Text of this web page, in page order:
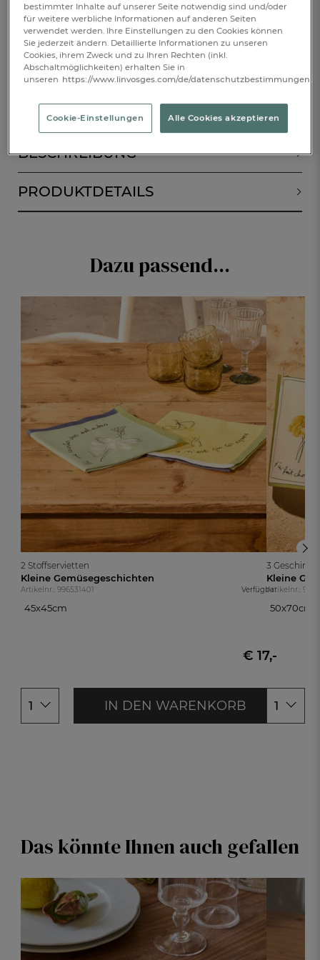
Verfügbar
€ 39,-
BESCHREIBUNG
PRODUKTDETAILS
Dazu passend...
2 Stoffservietten
Kleine Gemüsegeschichten
Artikelnr.: 996531401 Verfügbar
45x45cm
€ 17,-
1 IN DEN WARENKORB
3
Kleine
Artikelnr.:
50x70cm
1
Das könnte Ihnen auch gefallen
bestimmter Inhalte auf unserer Seite notwendig sind und/oder
für weitere werbliche Informationen auf anderen Seiten
verwendet werden. Ihre Einstellungen zu den Cookies können
Sie jederzeit ändern. Detaillierte Informationen zu unseren
Cookies, ihrem Zweck und zu Ihren Rechten (inkl.
Abschaltmöglichkeiten) erhalten Sie in
unseren https://www.linvosges.com/de/
Cookie-Einstellungen Alle Cookies akzeptieren